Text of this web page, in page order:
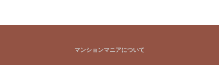
マンションマニアについて